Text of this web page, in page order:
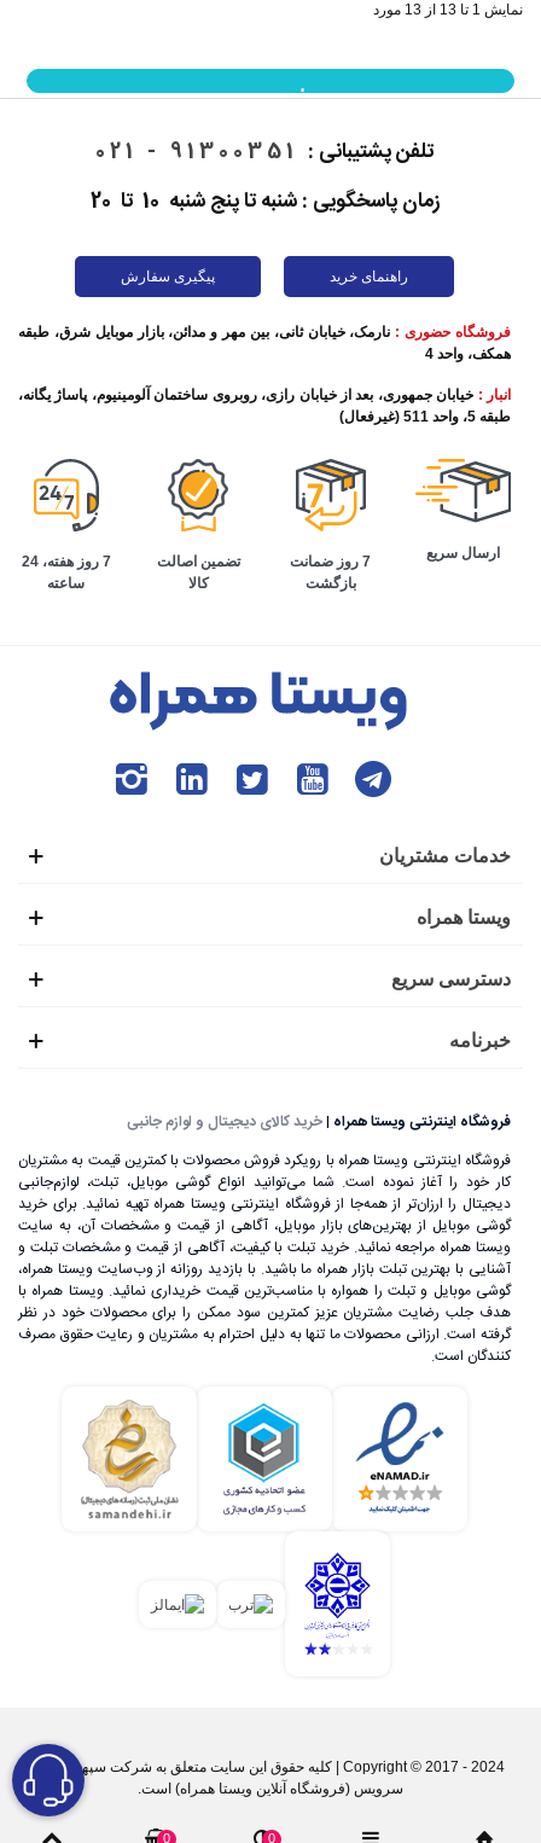
نمایش 1 تا 13 از 13 مورد
نمایش بیشتر
تلفن پشتیبانی : 91300351 - 021
زمان پاسخگویی : شنبه تا پنج شنبه 10 تا 20
راهنمای خرید پیگیری سفارش
فروشگاه حضوری : نارمک، خیابان ثانی، بین مهر و مدائن، بازار موبایل شرق، طبقه
همکف، واحد 4
انبار : خیابان جمهوری، بعد از خیابان رازی، روبروی ساختمان آلومینیوم، پاساژ یگانه،
طبقه 5، واحد 511 (غیرفعال)
ارسال سریع
7 روز ضمانت
بازگشت
تضمین اصالت
کالا
7 روز هفته، 24
ساعته
خدمات مشتریان
ویستا همراه
دسترسی سریع
خبرنامه
فروشگاه اینترنتی ویستا همراه |خرید کالای دیجیتال و لوازم جانبی
فروشگاه اینترنتی ویستا همراه با رویکرد فروش محصولات با کمترین قیمت به مشتریان
کار خود را آغاز نموده است. شما می‌توانید انواع گوشی موبایل، تبلت، لوازم‌جانبی
دیجیتال را ارزان‌تر از همه‌جا از فروشگاه اینترنتی ویستا همراه تهیه نمائید. برای خرید
گوشی موبایل از بهترین‌های بازار موبایل، آگاهی از قیمت و مشخصات آن، به ‌سایت
ویستا همراه مراجعه نمائید. خرید تبلت با کیفیت، آگاهی از قیمت و مشخصات تبلت و
آشنایی با بهترین تبلت بازار همراه ما باشید. با بازدید روزانه از وب‌سایت ویستا همراه،
گوشی موبایل و تبلت را همواره با مناسب‌ترین قیمت خریداری نمائید. ویستا همراه با
هدف جلب رضایت مشتریان عزیز کمترین سود ممکن را برای محصولات خود در نظر
گرفته است. ارزانی محصولات ما تنها به دلیل احترام به مشتریان و رعایت حقوق مصرف
کنندگان است.
Copyright © 2017 - 2024 | کليه حقوق اين سايت متعلق به شرکت سپهر پارس
سرویس (فروشگاه آنلاین ویستا همراه) است.
0
0